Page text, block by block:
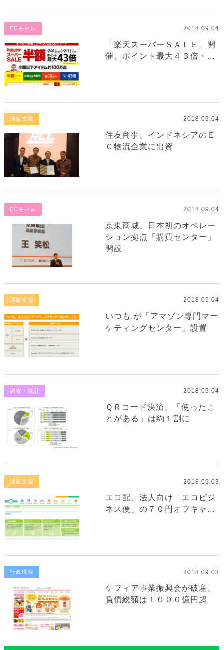
ECモール 2018.09.04
「楽天スーパーＳＡＬＥ」開
催、ポイント最大４３倍・...
通販支援 2018.09.04
住友商事、インドネシアのＥ
Ｃ物流企業に出資
ECモール 2018.09.04
京東商城、日本初のオペレー
ション拠点「購買センター」
開設
通販支援 2018.09.04
いつも.が「アマゾン専門マー
ケティングセンター」設置
調査・統計 2018.09.04
ＱＲコード決済、「使ったこ
とがある」は約１割に
通販支援 2018.09.03
エコ配、法人向け「エコビジ
ネス便」の７０円オフキャ...
行政情報 2018.09.03
ケフィア事業振興会が破産、
負債総額は１０００億円超